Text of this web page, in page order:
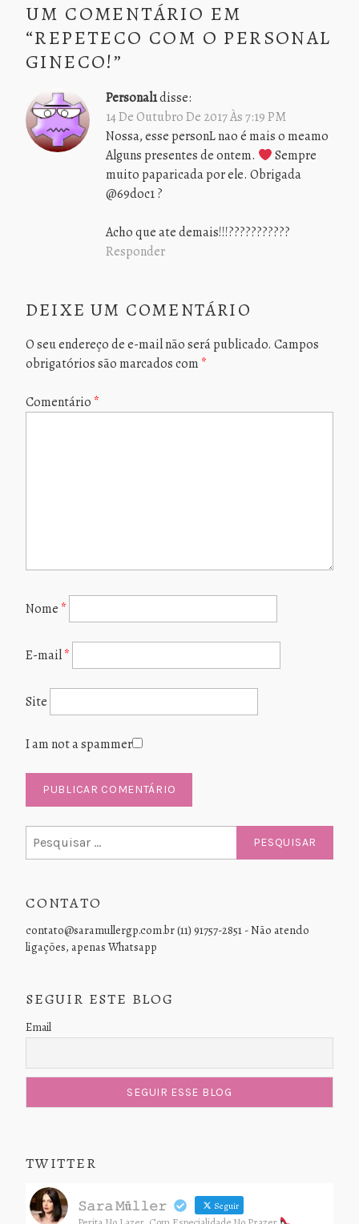
UM COMENTÁRIO EM
“REPETECO COM O PERSONAL
GINECO!”
Personal1disse:
14 De Outubro De 2017 Às 7:19 PM
Nossa, esse personL nao é mais o meamo
Alguns presentes de ontem.
Sempre
muito paparicada por ele. Obrigada
@69doc1 ?
Acho que ate demais!!!???????????
Responder
DEIXE UM COMENTÁRIO
O seu endereço de e-mail não será publicado. Campos
obrigatórios são marcados com *
Comentário *
Nome *
E-mail*
Site
I am not a spammer
por:
CONTATO
contato@saramullergp.com.br (11) 91757-2851 - Não atendo
ligações, apenas Whatsapp
SEGUIR ESTE BLOG
Email
TWITTER
𝚂𝚊𝚛𝚊 𝙼ü𝚕𝚕𝚎𝚛 Seguir